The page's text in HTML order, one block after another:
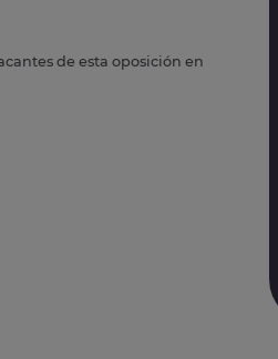
de esta oposición en